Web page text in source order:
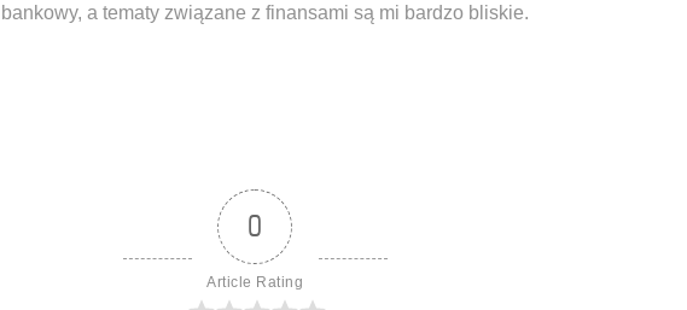
bankowy, a tematy związane z finansami są mi bardzo bliskie.
0
Article Rating